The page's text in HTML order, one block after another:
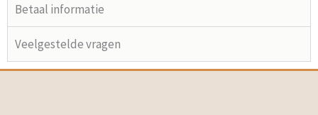
Betaal informatie
Veelgestelde vragen